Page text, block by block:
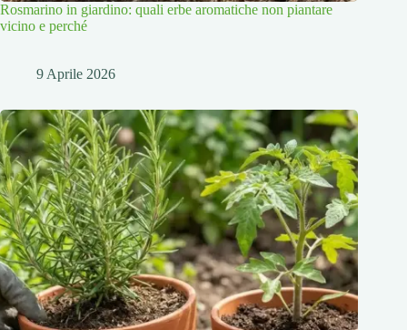
Rosmarino in giardino: quali erbe aromatiche non piantare
vicino e perché
9 Aprile 2026